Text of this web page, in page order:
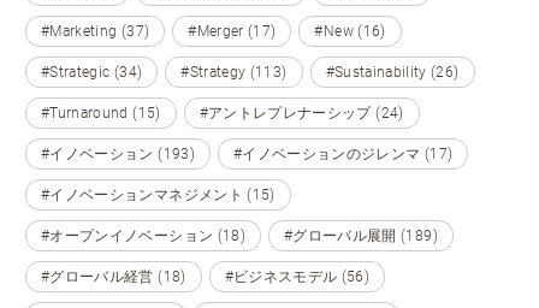
#Marketing (37) #Merger (17) #New (16)
#Strategic (34) #Strategy (113) #Sustainability (26)
#Turnaround (15) #アントレプレナーシップ (24)
#イノベーション (193) #イノベーションのジレンマ (17)
#イノベーションマネジメント (15)
#オープンイノベーション (18) #グローバル展開 (189)
#グローバル経営 (18) #ビジネスモデル (56)